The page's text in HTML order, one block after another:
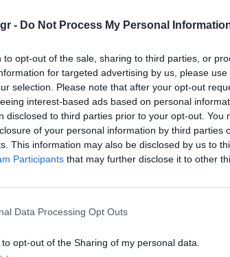
- Do Not Process My Personal
to opt-out of the sale, sharing to third parties, or
for targeted advertising by us, please
selection. Please note that after your opt-out
interest-based ads based on personal
disclosed to third parties prior to your opt-out. You
of your personal information by third parties
This information may also be disclosed by us to
Participants that may further disclose it to other
Data Processing Opt Outs
to opt-out of the Sharing of my personal data.